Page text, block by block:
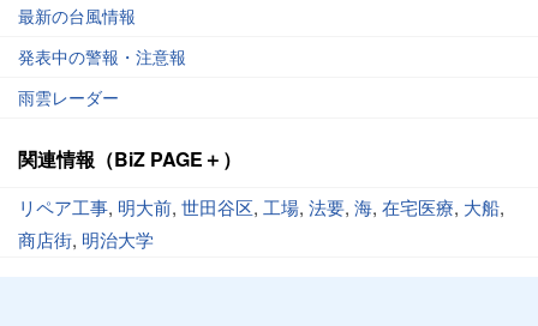
最新の台風情報
発表中の警報・注意報
雨雲レーダー
関連情報（BiZ PAGE＋）
リペア工事, 明大前, 世田谷区, 工場, 法要, 海, 在宅医療, 大船,
商店街, 明治大学